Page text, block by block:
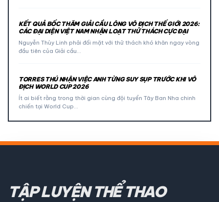
KẾT QUẢ BỐC THĂM GIẢI CẦU LÔNG VÔ ĐỊCH THẾ GIỚI 2026:
CÁC ĐẠI DIỆN VIỆT NAM NHẬN LOẠT THỬ THÁCH CỰC ĐẠI
Nguyễn Thùy Linh phải đối mặt với thử thách khó khăn ngay vòng
đầu tiên của Giải cầu…
TORRES THÚ NHẬN VIỆC ANH TỪNG SUY SỤP TRƯỚC KHI VÔ
ĐỊCH WORLD CUP 2026
Ít ai biết rằng trong thời gian cùng đội tuyển Tây Ban Nha chinh
chiến tại World Cup…
TẬP LUYỆN THỂ THAO